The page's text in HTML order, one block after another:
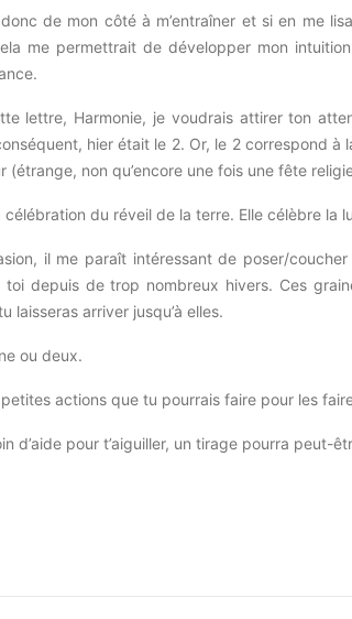
de mon côté à m’entraîner et si en me
me permettrait de développer mon
lettre, Harmonie, je voudrais attirer ton
hier était le 2. Or, le 2 correspond à
(étrange, non qu’encore une fois une fête
célébration du réveil de la terre. Elle célèbre la
il me paraît intéressant de poser/
toi depuis de trop nombreux hivers. Ces
laisseras arriver jusqu’à elles.
ou deux.
petites actions que tu pourrais faire pour les
d’aide pour t’aiguiller, un tirage pourra peut-